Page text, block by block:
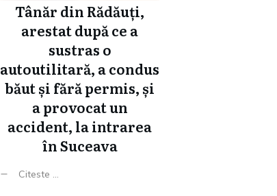
Tânăr din Rădăuți,
arestat după ce a
sustras o
autoutilitară, a condus
băut și fără permis, și
a provocat un
accident, la intrarea
în Suceava
Citeste ...